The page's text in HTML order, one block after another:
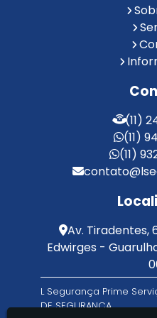
Reconhecimento Facial
Reconhecimento Facial
Serviço de Limpeza
Serviço de Portaria e
Serviços de Limpeza e
Terceirização de Facilities
Terceirização de Portaria
Zeladoria de
(11)
(11)
(11)
Av. Tiradentes,
Edwirges -
L Segurança Prime
DE SEGURANÇA